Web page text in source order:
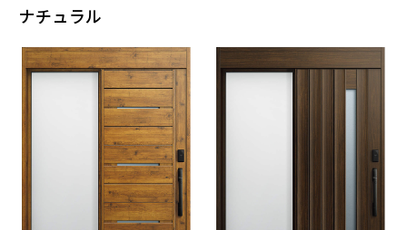
ナチュラル